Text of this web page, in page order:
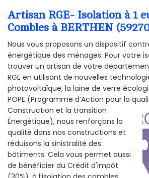
Artisan RGE- Isolation à 1
Combles à BERTHEN
Nous vous proposons un dispositif
énergétique des ménages. Pour votre
trouver un artisan de votre
RGE en utilisant de nouvelles
photovoltaïque, la laine de verre
POPE (Programme d’Action pour la
Construction et la transition
Énergétique), nous renforçons la
qualité dans nos constructions et
réduisons la sinistralité des
bâtiments. Cela vous permet aussi
de bénéficier du Crédit d'impôt